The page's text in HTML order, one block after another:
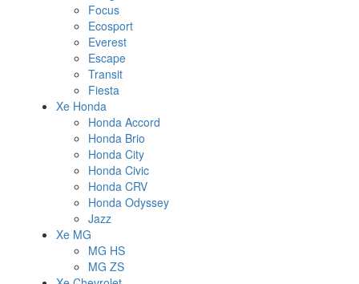
Focus
Ecosport
Everest
Escape
Transit
Fiesta
Xe Honda
Honda Accord
Honda Brio
Honda City
Honda Civic
Honda CRV
Honda Odyssey
Jazz
Xe MG
MG HS
MG ZS